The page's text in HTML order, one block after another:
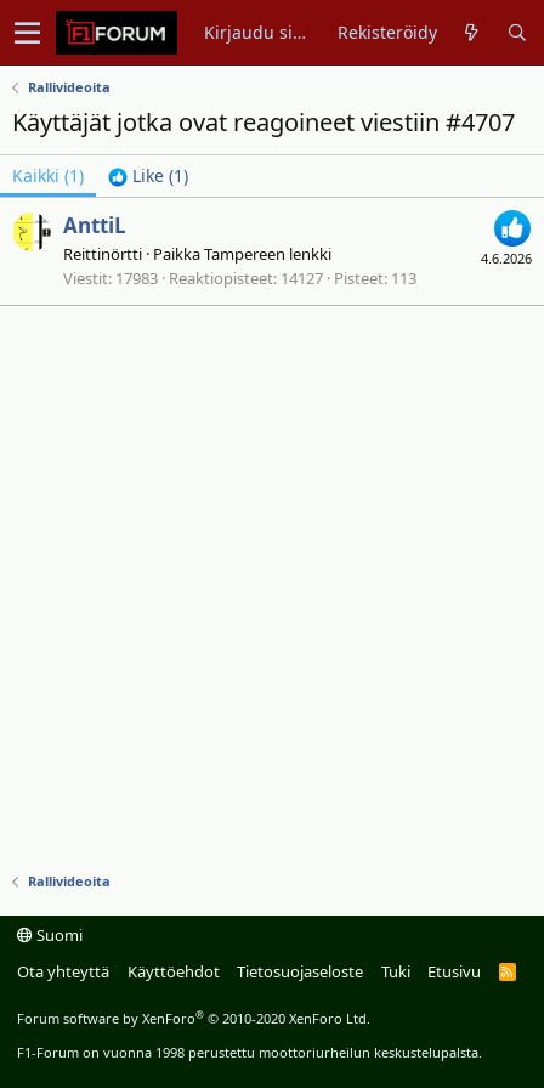
Kirjaudu sisään Rekisteröidy
Rallivideoita
Käyttäjät jotka ovat reagoineet viestiin #4707
Kaikki (1) Like (1)
4.6.2026
AnttiL
Reittinörtti · PaikkaTampereen lenkki
Viestit 17983 Reaktiopisteet 14127 Pisteet 113
Rallivideoita
Suomi
Ota yhteyttä
Käyttöehdot Tietosuojaseloste Tuki Etusivu
R
Forum software by XenForo® © 2010-2020 XenForo Ltd.
F1-Forum on vuonna 1998 perustettu moottoriurheilun keskustelupalsta.